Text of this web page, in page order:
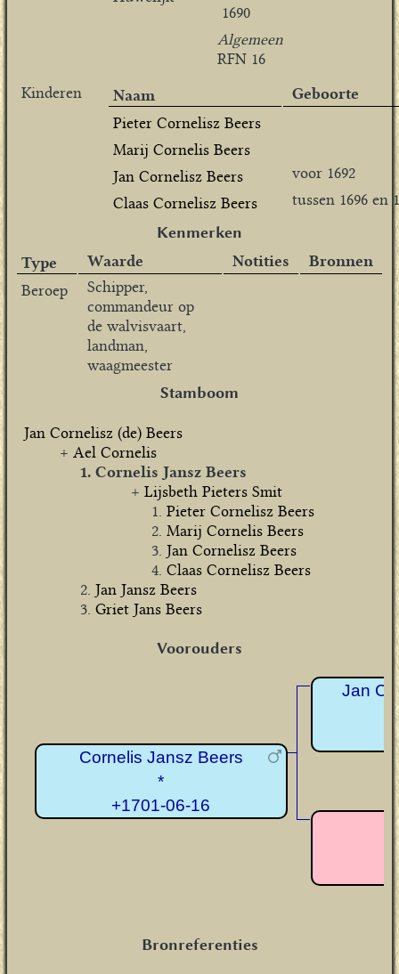
1690
Algemeen
RFN 16
Kinderen
Naam
Geboorte
Pieter Cornelisz Beers
Marij Cornelis Beers
Jan Cornelisz Beers
voor 1692
Claas Cornelisz Beers
tussen 1696 en
Kenmerken
Type
Waarde Notities
Bronnen
Beroep
Schipper,
commandeur op
de walvisvaart,
landman,
waagmeester
Stamboom
Jan Cornelisz (de) Beers
Ael Cornelis
Cornelis Jansz Beers
Lijsbeth Pieters Smit
Pieter Cornelisz Beers
Marij Cornelis Beers
Jan Cornelisz Beers
Claas Cornelisz Beers
Jan Jansz Beers
Griet Jans Beers
Voorouders
Cornelis Jansz Beers
*
+1701-06-16
Jan
Bronreferenties